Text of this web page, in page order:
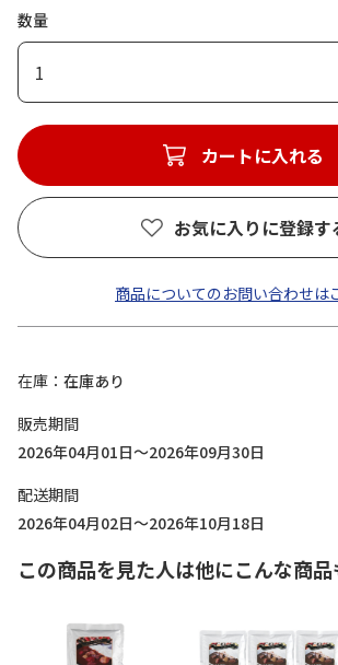
数量
1
カートに入れる
お気に入りに登録す
商品についてのお問い合わせは
在庫
在庫あり
販売期間
2026年04月01日～2026年09月30日
配送期間
2026年04月02日～2026年10月18日
この商品を見た人は他にこんな商